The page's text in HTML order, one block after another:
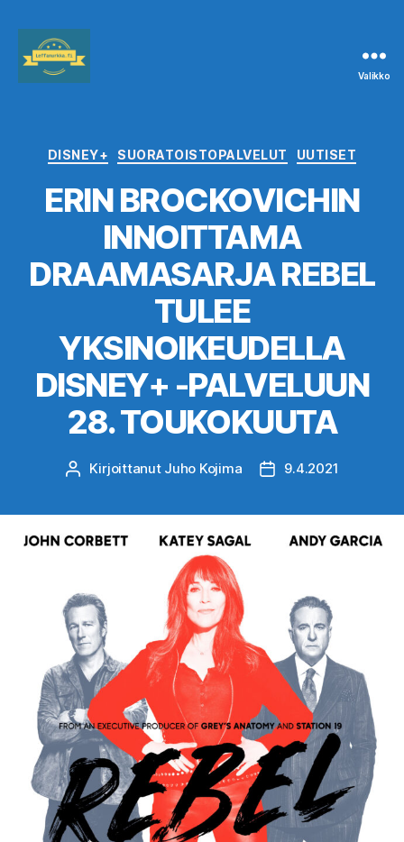
Valikko
Kategoriat
DISNEY+ SUORATOISTOPALVELUT UUTISET
ERIN BROCKOVICHIN
INNOITTAMA
DRAAMASARJA REBEL
TULEE
YKSINOIKEUDELLA
DISNEY+ -PALVELUUN
28. TOUKOKUUTA
Kirjoittaja
Kirjoittanut Juho Kojima Julkaisupäivämäärä
9.4.2021